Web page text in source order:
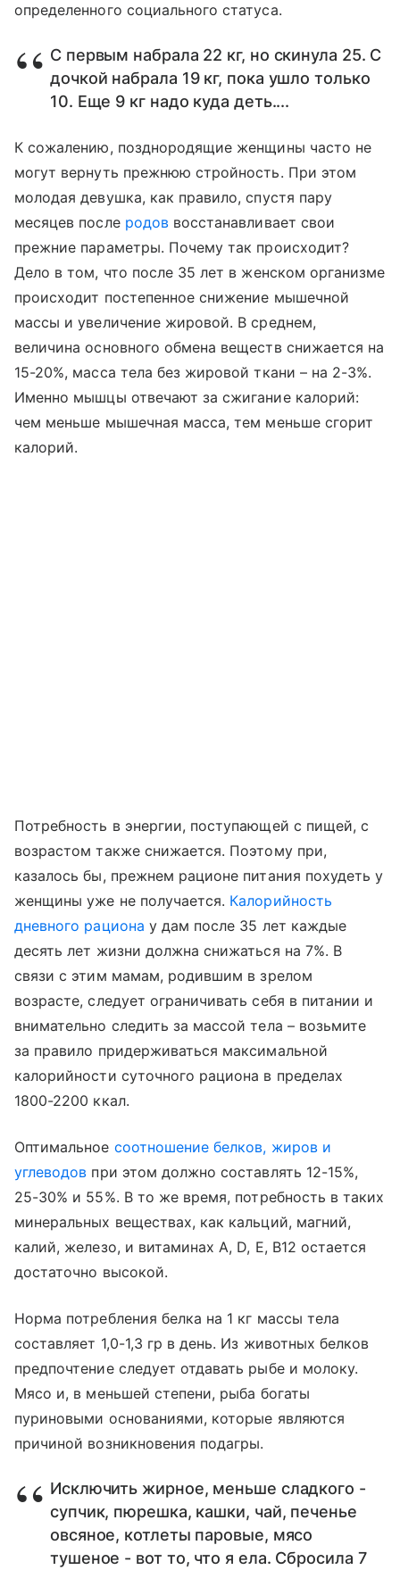
определенного социального статуса.
С первым набрала 22 кг, но скинула 25. С
дочкой набрала 19 кг, пока ушло только
10. Еще 9 кг надо куда деть....
К сожалению, позднородящие женщины часто не
могут вернуть прежнюю стройность. При этом
молодая девушка, как правило, спустя пару
месяцев после родоввосстанавливает свои
прежние параметры. Почему так происходит?
Дело в том, что после 35 лет в женском организме
происходит постепенное снижение мышечной
массы и увеличение жировой. В среднем,
величина основного обмена веществ снижается на
15-20%, масса тела без жировой ткани – на 2-3%.
Именно мышцы отвечают за сжигание калорий:
чем меньше мышечная масса, тем меньше сгорит
калорий.
Потребность в энергии, поступающей с пищей, с
возрастом также снижается. Поэтому при,
казалось бы, прежнем рационе питания похудеть у
женщины уже не получается. Калорийность
дневного рациона у дам после 35 лет каждые
десять лет жизни должна снижаться на 7%. В
связи с этим мамам, родившим в зрелом
возрасте, следует ограничивать себя в питании и
внимательно следить за массой тела – возьмите
за правило придерживаться максимальной
калорийности суточного рациона в пределах
1800-2200 ккал.
Оптимальное соотношение белков, жиров и
углеводов при этом должно составлять 12-15%,
25-30% и 55%. В то же время, потребность в таких
минеральных веществах, как кальций, магний,
калий, железо, и витаминах А, D, E, В12 остается
достаточно высокой.
Норма потребления белка на 1 кг массы тела
составляет 1,0-1,3 гр в день. Из животных белков
предпочтение следует отдавать рыбе и молоку.
Мясо и, в меньшей степени, рыба богаты
пуриновыми основаниями, которые являются
причиной возникновения подагры.
Исключить жирное, меньше сладкого -
супчик, пюрешка, кашки, чай, печенье
овсяное, котлеты паровые, мясо
тушеное - вот то, что я ела. Сбросила 7